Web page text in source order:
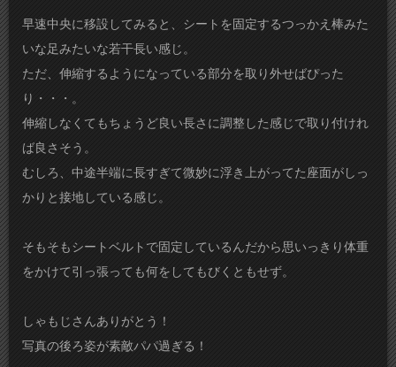
早速中央に移設してみると、シートを固定するつっかえ棒みた
いな足みたいな若干長い感じ。
ただ、伸縮するようになっている部分を取り外せばぴった
り・・・。
伸縮しなくてもちょうど良い長さに調整した感じで取り付けれ
ば良さそう。
むしろ、中途半端に長すぎて微妙に浮き上がってた座面がしっ
かりと接地している感じ。
そもそもシートベルトで固定しているんだから思いっきり体重
をかけて引っ張っても何をしてもびくともせず。
しゃもじさんありがとう！
写真の後ろ姿が素敵パパ過ぎる！